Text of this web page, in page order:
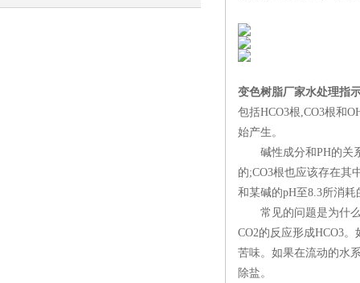
变色树脂厂家水处理指
包括HCO3根,CO3根和
始产生。
碱性成分和PH的关系
的;CO3根也应该存在其
和某碱的pH至8.3所消
常见的问题是为什么
CO2的反应形成HCO3
苦味。如果在流动的水
除盐。